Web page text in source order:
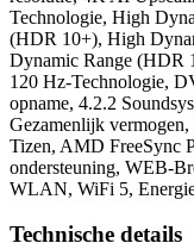
Technologie, High
(HDR 10+), High
Dynamic Range (HDR
120 Hz-Technologie,
opname, 4.2.2
Gezamenlijk
Tizen, AMD FreeSync
ondersteuning, WEB-
WLAN, WiFi 5,
Technische details